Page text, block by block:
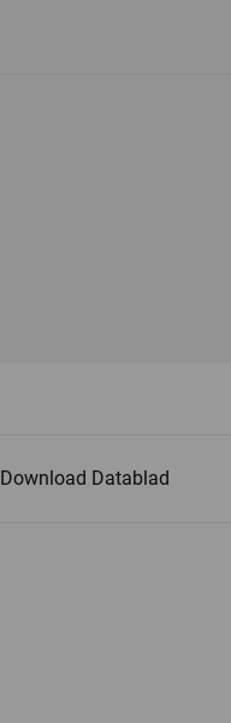
Download Datablad